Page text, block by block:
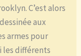
C’est alors
aux
armes pour
les différents